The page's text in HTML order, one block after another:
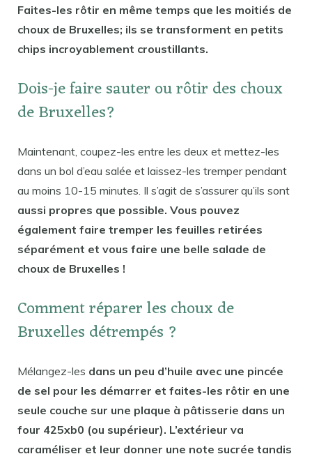
Faites-les rôtir en même temps que les moitiés de
choux de Bruxelles; ils se transforment en petits
chips incroyablement croustillants.
Dois-je faire sauter ou rôtir des choux
de Bruxelles?
Maintenant, coupez-les entre les deux et mettez-les
dans un bol d’eau salée et laissez-les tremper pendant
au moins 10-15 minutes. Il s’agit de s’assurer qu’ils sont
aussi propres que possible. Vous pouvez
également faire tremper les feuilles retirées
séparément et vous faire une belle salade de
choux de Bruxelles !
Comment réparer les choux de
Bruxelles détrempés ?
Mélangez-les dans un peu d’huile avec une pincée
de sel pour les démarrer et faites-les rôtir en une
seule couche sur une plaque à pâtisserie dans un
four 425xb0 (ou supérieur). L’extérieur va
caraméliser et leur donner une note sucrée tandis